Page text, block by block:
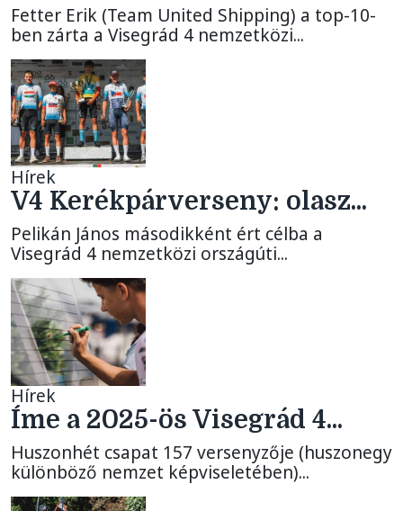
Fetter Erik (Team United Shipping) a top-10-
ben zárta a Visegrád 4 nemzetközi...
Hírek
V4 Kerékpárverseny: olasz...
Pelikán János másodikként ért célba a
Visegrád 4 nemzetközi országúti...
Hírek
Íme a 2025-ös Visegrád 4...
Huszonhét csapat 157 versenyzője (huszonegy
különböző nemzet képviseletében)...